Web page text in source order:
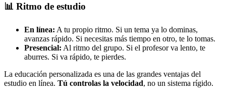
📊 Ritmo de estudio
En línea: A tu propio ritmo. Si un tema ya lo dominas,
avanzas rápido. Si necesitas más tiempo en otro, te lo tomas.
Presencial: Al ritmo del grupo. Si el profesor va lento, te
aburres. Si va rápido, te pierdes.
La educación personalizada es una de las grandes ventajas del
estudio en línea. Tú controlas la velocidad, no un sistema rígido.